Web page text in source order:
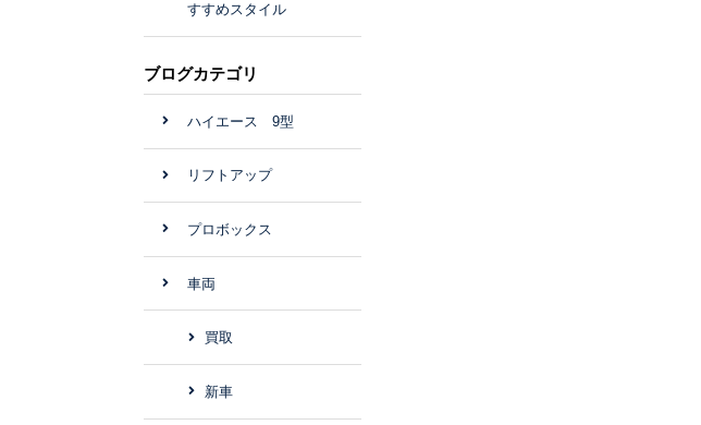
すすめスタイル
ブログカテゴリ
ハイエース 9型
リフトアップ
プロボックス
車両
買取
新車